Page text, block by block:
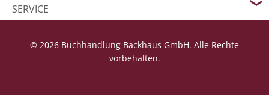
SERVICE
© 2026 Buchhandlung Backhaus GmbH. Alle Rechte
vorbehalten.